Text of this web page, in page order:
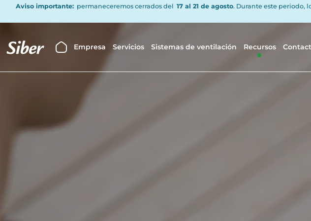
Aviso importante: permaneceremos cerrados del 17 al 21 de agosto. Durante este periodo,
Empresa Servicios Sistemas de ventilación Recursos